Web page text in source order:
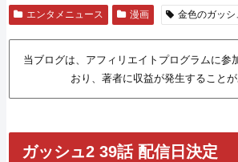
エンタメニュース 漫画 金色のガッシ
当ブログは、アフィリエイトプログラムに参
おり、著者に収益が発生することが
ガッシュ2 39話 配信日決定